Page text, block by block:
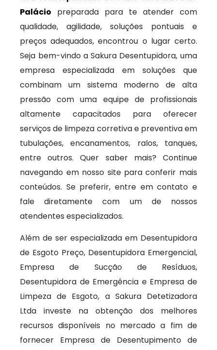
Palácio preparada para te atender com
qualidade, agilidade, soluções pontuais e
preços adequados, encontrou o lugar certo.
Seja bem-vindo a Sakura Desentupidora, uma
empresa especializada em soluções que
combinam um sistema moderno de alta
pressão com uma equipe de profissionais
altamente capacitados para oferecer
serviços de limpeza corretiva e preventiva em
tubulações, encanamentos, ralos, tanques,
entre outros. Quer saber mais? Continue
navegando em nosso site para conferir mais
conteúdos. Se preferir, entre em contato e
fale diretamente com um de nossos
atendentes especializados.
Além de ser especializada em Desentupidora
de Esgoto Preço, Desentupidora Emergencial,
Empresa de Sucção de Resíduos,
Desentupidora de Emergência e Empresa de
Limpeza de Esgoto, a Sakura Detetizadora
Ltda investe na obtenção dos melhores
recursos disponíveis no mercado a fim de
fornecer Empresa de Desentupimento de